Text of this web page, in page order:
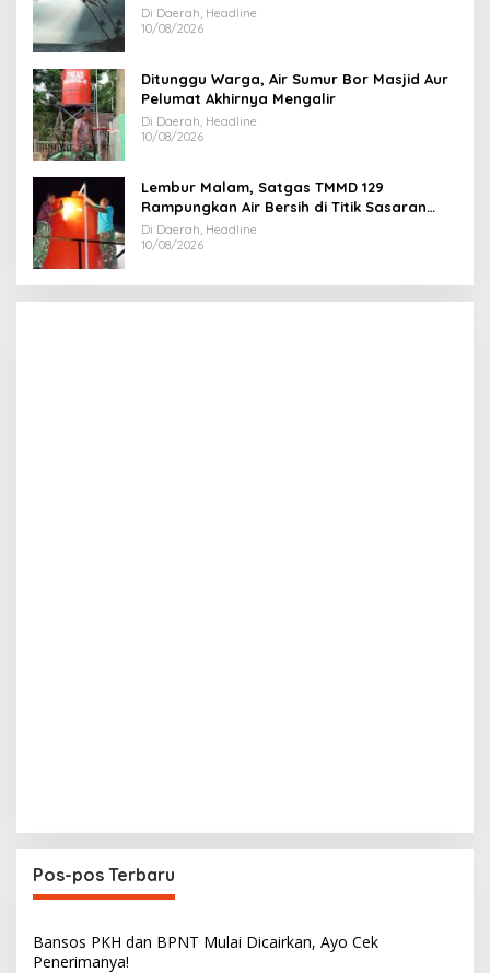
Di Daerah, Headline
10/08/2026
Ditunggu Warga, Air Sumur Bor Masjid Aur
Pelumat Akhirnya Mengalir
Di Daerah, Headline
10/08/2026
Lembur Malam, Satgas TMMD 129
Rampungkan Air Bersih di Titik Sasaran
Masjid Paya Pelumat
Di Daerah, Headline
10/08/2026
Pos-pos Terbaru
Bansos PKH dan BPNT Mulai Dicairkan, Ayo Cek
Penerimanya!